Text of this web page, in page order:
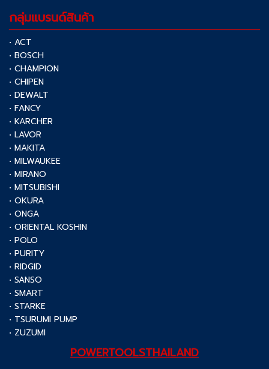
กลุ่มแบรนด์สินค้า
• ACT
• BOSCH
• CHAMPION
• CHIPEN
• DEWALT
• FANCY
• KARCHER
• LAVOR
• MAKITA
• MILWAUKEE
• MIRANO
• MITSUBISHI
• OKURA
• ONGA
• ORIENTAL KOSHIN
• POLO
• PURITY
• RIDGID
• SANSO
• SMART
• STARKE
• TSURUMI PUMP
• ZUZUMI
POWERTOOLSTHAILAND